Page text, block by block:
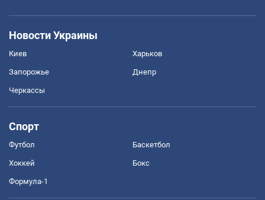
Новости Украины
Киев Харьков
Запорожье Днепр
Черкассы
Спорт
Футбол Баскетбол
Хоккей Бокс
Формула-1